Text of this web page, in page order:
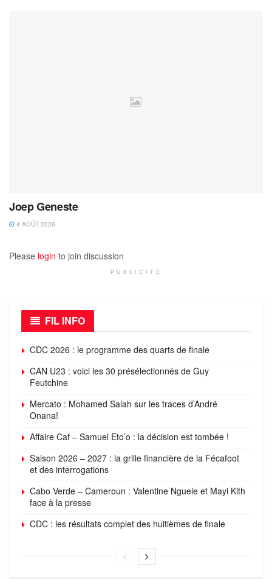
Joep Geneste
4 AOÛT 2026
Please login to join discussion
PUBLICITÉ
FIL INFO
CDC 2026 : le programme des quarts de finale
CAN U23 : voici les 30 présélectionnés de Guy
Feutchine
Mercato : Mohamed Salah sur les traces d’André
Onana!
Affaire Caf – Samuel Eto’o : la décision est tombée !
Saison 2026 – 2027 : la grille financière de la Fécafoot
et des interrogations
Cabo Verde – Cameroun : Valentine Nguele et Mayi Kith
face à la presse
CDC : les résultats complet des huitièmes de finale